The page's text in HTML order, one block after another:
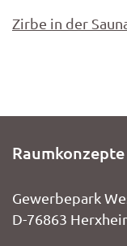
Zirbe in der
Gewerbepark
D-76863